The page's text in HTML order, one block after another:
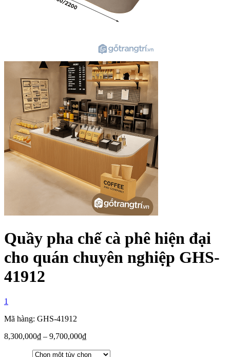
Quầy pha chế cà phê hiện đại
cho quán chuyên nghiệp GHS-
41912
1
Mã hàng: GHS-41912
8,300,000₫ – 9,700,000₫